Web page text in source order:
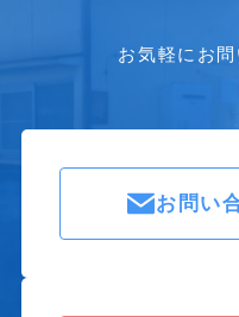
お気軽にお問
お問い